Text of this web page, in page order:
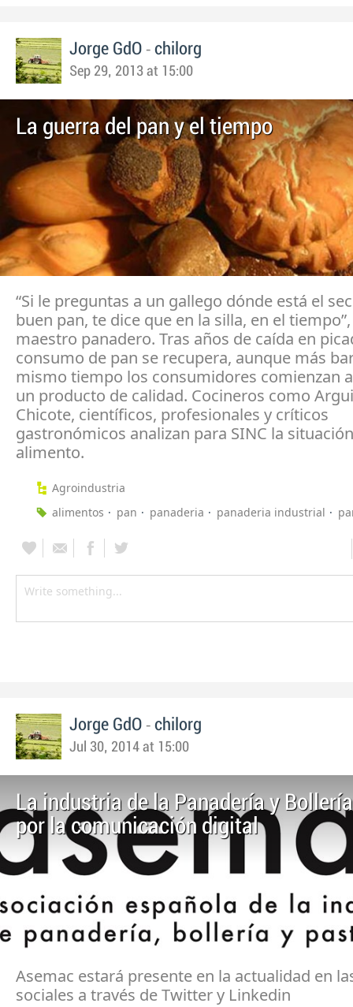
Jorge GdO - chilorg
Sep 29, 2013 at 15:00
La guerra del pan y el tiempo
“Si le preguntas a un gallego dónde está el
buen pan, te dice que en la silla, en el
maestro panadero. Tras años de caída en
consumo de pan se recupera, aunque más
mismo tiempo los consumidores comienzan
un producto de calidad. Cocineros como
Chicote, científicos, profesionales y críticos
gastronómicos analizan para SINC la
alimento.
Agroindustria
alimentos
pan panaderia panaderia industrial
Jorge GdO - chilorg
Jul 30, 2014 at 15:00
La industria de la Panadería y
por la comunicación digital
Asemac estará presente en la actualidad en
sociales a través de Twitter y Linkedin